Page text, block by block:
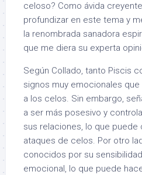
celoso? Como ávida
profundizar en este tema y
la renombrada sanadora
que me diera su experta
Según Collado, tanto Piscis
signos muy emocionales
a los celos. Sin embargo,
a ser más posesivo y
sus relaciones, lo que puede
ataques de celos. Por otro
conocidos por su
emocional, lo que puede